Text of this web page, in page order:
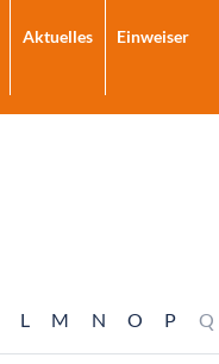
Aktuelles Einweiser
L M N O P Q